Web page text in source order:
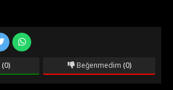
(0) Beğenmedim (0)